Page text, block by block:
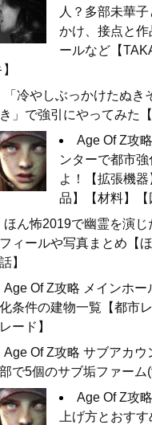
人？多部未華
かけ、接点と作
ールなど【
「冷やしぶっかけたぬき
」で強引にやってみた【
Age Of Z攻
ンターで都市
よ！【拡張機
品】【材料】【
ほん怖2019で幽霊を演
ィールや写真まとめ【
】
Age Of Z攻略 メインホー
条件の建物一覧【都市
ード】
Age Of Z攻略 サブアカウ
で5個のサブ垢ファーム
Age Of Z攻
上げ方とおす